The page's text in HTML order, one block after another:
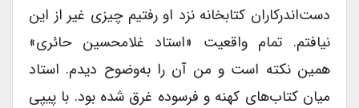
دست‌اندرکاران کتابخانه نزد او رفتیم چیزى غیر از این
نیافتم. تمام واقعیت «استاد غلامحسین حائرى»
همین نکته است و من آن را به‌وضوح دیدم. استاد
میان کتاب‌های کهنه و فرسوده غرق شده بود. با پیپى